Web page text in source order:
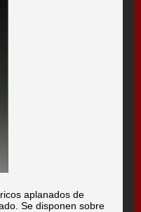
aplanados de
Se disponen sobre